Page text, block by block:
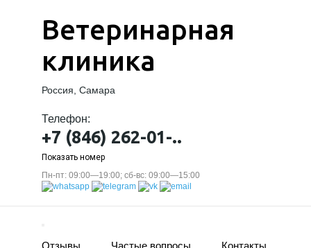
Ветеринарная
клиника
Россия, Самара
Телефон:
+7 (846) 262-01-..
Показать номер
Пн-пт: 09:00—19:00; сб-вс: 09:00—15:00
Отзывы Частые вопросы Контакты